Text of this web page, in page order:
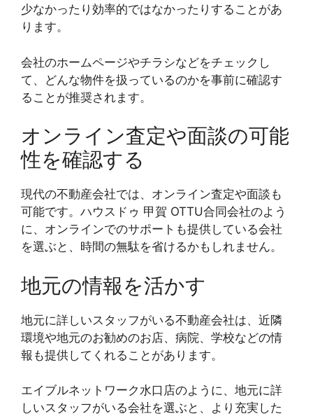
少なかったり効率的ではなかったりすることがあ
ります。
会社のホームページやチラシなどをチェックし
て、どんな物件を扱っているのかを事前に確認す
ることが推奨されます。
オンライン査定や面談の可能
性を確認する
現代の不動産会社では、オンライン査定や面談も
可能です。ハウスドゥ 甲賀 OTTU合同会社のよう
に、オンラインでのサポートも提供している会社
を選ぶと、時間の無駄を省けるかもしれません。
地元の情報を活かす
地元に詳しいスタッフがいる不動産会社は、近隣
環境や地元のお勧めのお店、病院、学校などの情
報も提供してくれることがあります。
エイブルネットワーク水口店のように、地元に詳
しいスタッフがいる会社を選ぶと、より充実した